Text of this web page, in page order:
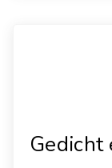
Gedicht